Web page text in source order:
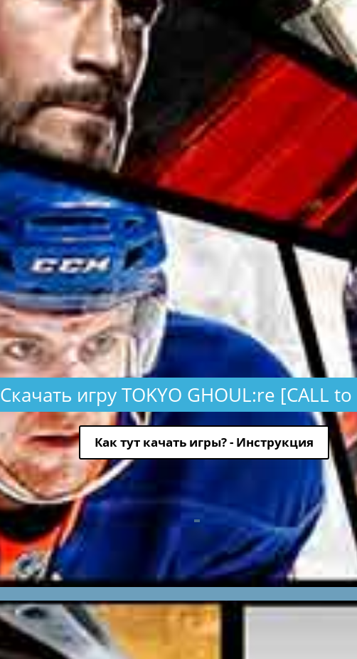
Скачать игру TOKYO GHOUL:re [CALL to
Как тут качать игры? - Инструкция